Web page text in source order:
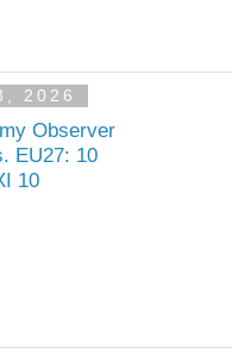
2026
Observer
EU27: 10
10